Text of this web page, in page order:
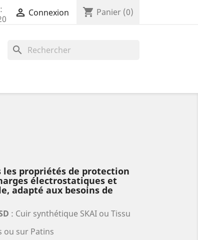
 Connexion shopping_cart Panier (0)
search
les propriétés de protection
électrostatiques et
adapté aux besoins de
: Cuir synthétique SKAI ou Tissu
ou sur Patins